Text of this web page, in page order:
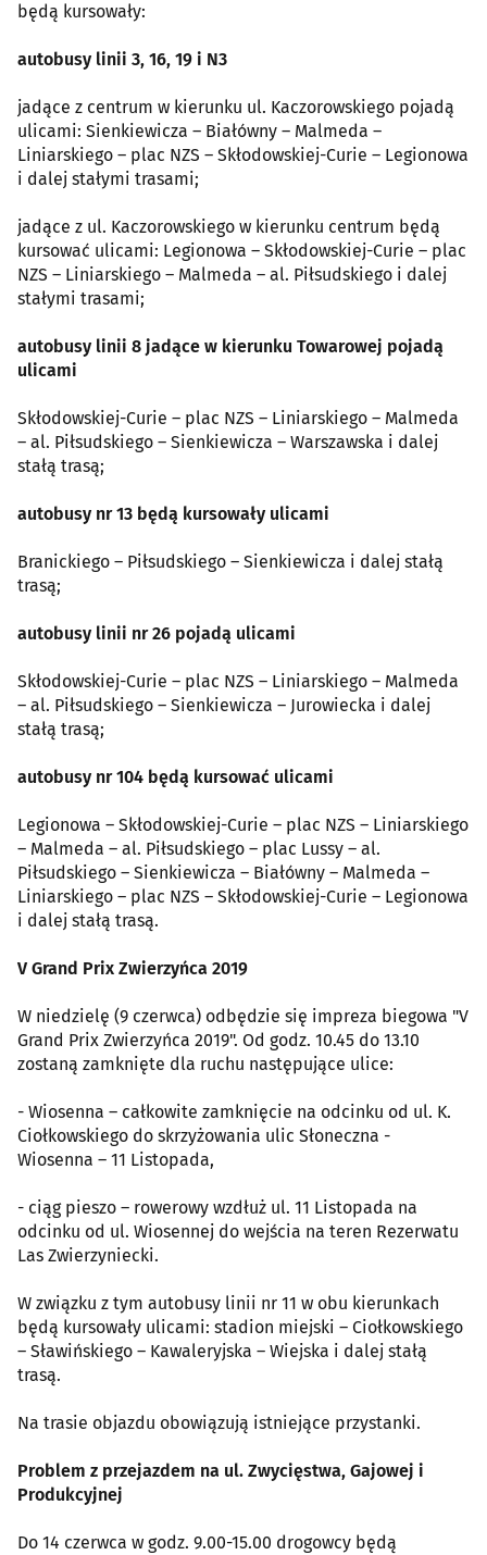
będą kursowały:
autobusy linii 3, 16, 19 i N3
jadące z centrum w kierunku ul. Kaczorowskiego pojadą
ulicami: Sienkiewicza – Białówny – Malmeda –
Liniarskiego – plac NZS – Skłodowskiej-Curie – Legionowa
i dalej stałymi trasami;
jadące z ul. Kaczorowskiego w kierunku centrum będą
kursować ulicami: Legionowa – Skłodowskiej-Curie – plac
NZS – Liniarskiego – Malmeda – al. Piłsudskiego i dalej
stałymi trasami;
autobusy linii 8 jadące w kierunku Towarowej pojadą
ulicami
Skłodowskiej-Curie – plac NZS – Liniarskiego – Malmeda
– al. Piłsudskiego – Sienkiewicza – Warszawska i dalej
stałą trasą;
autobusy nr 13 będą kursowały ulicami
Branickiego – Piłsudskiego – Sienkiewicza i dalej stałą
trasą;
autobusy linii nr 26 pojadą ulicami
Skłodowskiej-Curie – plac NZS – Liniarskiego – Malmeda
– al. Piłsudskiego – Sienkiewicza – Jurowiecka i dalej
stałą trasą;
autobusy nr 104 będą kursować ulicami
Legionowa – Skłodowskiej-Curie – plac NZS – Liniarskiego
– Malmeda – al. Piłsudskiego – plac Lussy – al.
Piłsudskiego – Sienkiewicza – Białówny – Malmeda –
Liniarskiego – plac NZS – Skłodowskiej-Curie – Legionowa
i dalej stałą trasą.
V Grand Prix Zwierzyńca 2019
W niedzielę (9 czerwca) odbędzie się impreza biegowa "V
Grand Prix Zwierzyńca 2019". Od godz. 10.45 do 13.10
zostaną zamknięte dla ruchu następujące ulice:
- Wiosenna – całkowite zamknięcie na odcinku od ul. K.
Ciołkowskiego do skrzyżowania ulic Słoneczna -
Wiosenna – 11 Listopada,
- ciąg pieszo – rowerowy wzdłuż ul. 11 Listopada na
odcinku od ul. Wiosennej do wejścia na teren Rezerwatu
Las Zwierzyniecki.
W związku z tym autobusy linii nr 11 w obu kierunkach
będą kursowały ulicami: stadion miejski – Ciołkowskiego
– Sławińskiego – Kawaleryjska – Wiejska i dalej stałą
trasą.
Na trasie objazdu obowiązują istniejące przystanki.
Problem z przejazdem na ul. Zwycięstwa, Gajowej i
Produkcyjnej
Do 14 czerwca w godz. 9.00-15.00 drogowcy będą